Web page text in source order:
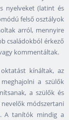
nyelveket (latint és
felső osztályok
arról, mennyire
családokból érkező
kommentáltak.
kínáltak, az
a szülők
a szülők és
módszertani
A tanítók mindig a